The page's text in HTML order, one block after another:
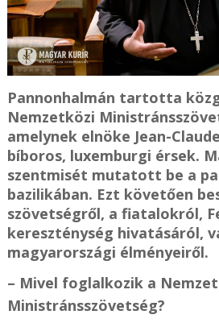
Pannonhalmán tartotta
Nemzetközi
amelynek elnöke Jean-
bíboros, luxemburgi érsek.
szentmisét mutatott be a
bazilikában. Ezt követően
szövetségről, a fiatalokról,
kereszténység hivatásáról,
magyarországi élményeiről.
– Mivel foglalkozik a
Ministránsszövetség?